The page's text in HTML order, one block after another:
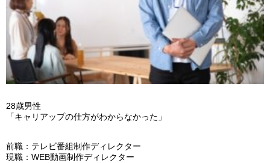
28歳男性
「キャリアップの仕方がわからなかった」
前職：テレビ番組制作ディレクター
現職：WEB動画制作ディレクター